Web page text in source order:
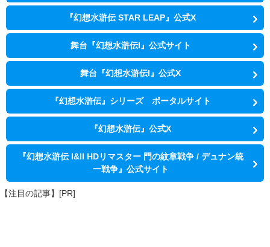
『幻想水滸伝 STAR LEAP』公式X
舞台『幻想水滸伝I』公式サイト
舞台『幻想水滸伝I』公式X
『幻想水滸伝』シリーズ ポータルサイト
『幻想水滸伝』公式X
『幻想水滸伝 I&II HDリマスター 門の紋章戦争 / デュナン統
一戦争』公式サイト
【注目の記事】[PR]